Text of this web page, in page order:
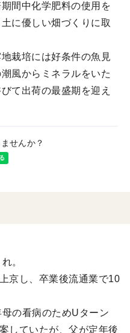
間中化学肥料の使用を
に優しい畑づくりに取
栽培には好条件の魚見
風からミネラルをいた
て出荷の最盛期を迎え
せんか？
。
京し、卒業後流通業で10
の看病のためUターン
していたが、父が定年後